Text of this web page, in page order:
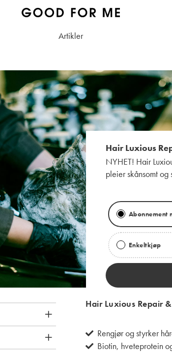
Artikler
Hair Luxious
NYHET! Hair
pleier skånsomt og
Abonnement
Enkeltkjøp
Hair Luxious Repair
Rengjør og styrker
Biotin, hveteprotein